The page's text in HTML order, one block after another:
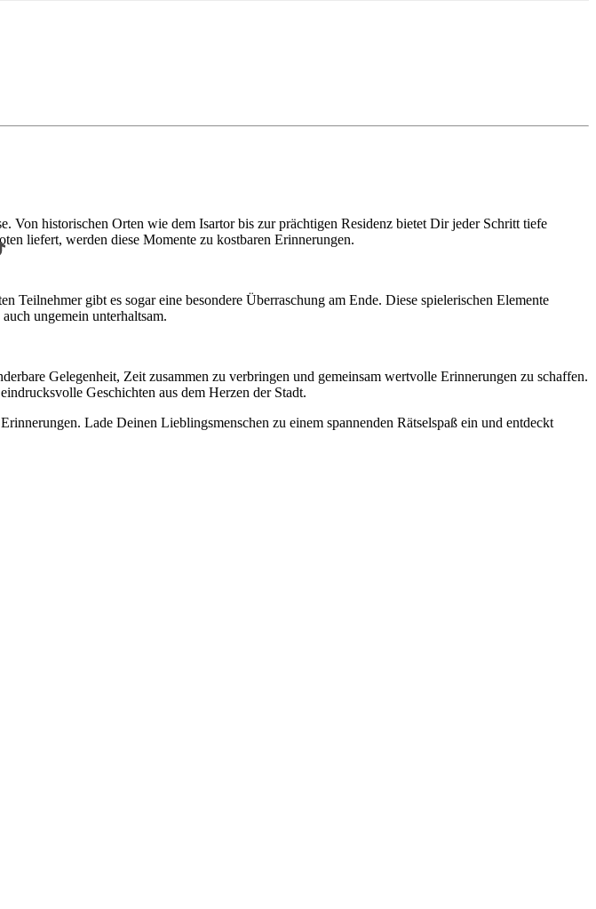
Von historischen Orten wie dem Isartor bis zur prächtigen Residenz bietet Dir jeder Schritt tiefe
liefert, werden diese Momente zu kostbaren Erinnerungen.
gibt es sogar eine besondere Überraschung am Ende. Diese spielerischen Elemente
ungemein unterhaltsam.
Gelegenheit, Zeit zusammen zu verbringen und gemeinsam wertvolle Erinnerungen zu schaffen.
Geschichten aus dem Herzen der Stadt.
Lade Deinen Lieblingsmenschen zu einem spannenden Rätselspaß ein und entdeckt